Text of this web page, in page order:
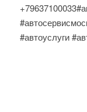
#автоуслуги